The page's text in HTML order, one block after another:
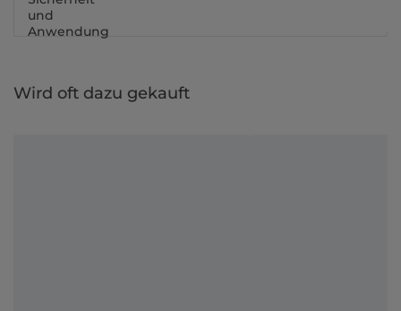
und
Anwendung
Wird oft dazu gekauft